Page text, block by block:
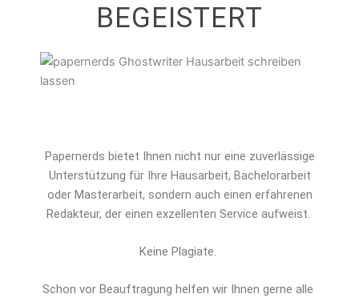
BEGEISTERT
Papernerds bietet Ihnen nicht nur eine zuverlässige
Unterstützung für Ihre Hausarbeit, Bachelorarbeit
oder Masterarbeit, sondern auch einen erfahrenen
Redakteur, der einen exzellenten Service aufweist.
Keine Plagiate.
Schon vor Beauftragung helfen wir Ihnen gerne alle